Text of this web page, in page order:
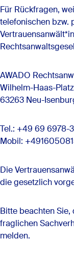
Für Rückfragen,
telefonischen bzw.
AWADO
Wilhelm-Haas-Platz
63263 Neu-
Tel.: +49 69 6978-
Mobil:
Die
die gesetzlich
Bitte beachten
fraglichen
melden.